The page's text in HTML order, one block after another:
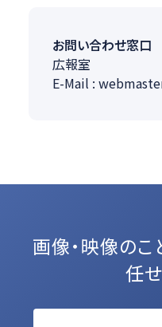
お問い合わせ窓口
広報室
E-Mail :
画像・映像のこ
任